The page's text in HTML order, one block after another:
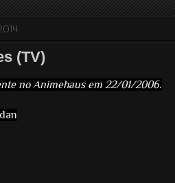
(TV)
no Animehaus em 22/01/2006.